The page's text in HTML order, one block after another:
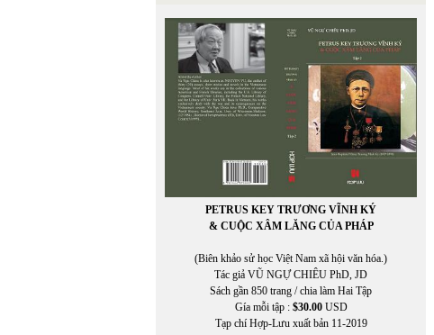
Chen-Kung Ho
CHIÊU ANH NGUYỄN
CHÍNH ĐẠO
CHÍNH ĐẠO VŨ NGỰ CHIÊU
Christine Falkenland
CHU LYNH
Chu Thái Yến
Chu Xuân Giao
Chuyển ngữ: TUYẾT LINH
Chuyển ngữ: TUYẾT LINH
Claire Simon
Claudia Zilletti
CỔ NGƯ chuyển ngữ
Cristan Cortez
PETRUS KEY TRƯƠNG VĨNH KÝ
& CUỘC XÂM LĂNG CỦA PHÁP
(Biên khảo sử học Việt Nam xã hội văn hóa.)
Tác giả VŨ NGỰ CHIÊU PhD, JD
Sách gần 850 trang / chia làm Hai Tập
Gía mỗi tập : $30.00USD
Tạp chí Hợp-Lưu xuất bản 11-2019